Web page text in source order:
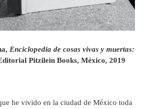
Enciclopedia de cosas vivas y muertas:
Pitzilein Books, México, 2019
he vivido en la ciudad de México toda